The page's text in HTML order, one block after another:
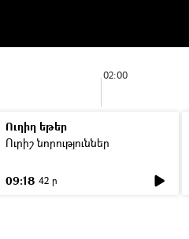
02:00
Ուղիղ եթեր
Ուրիշ նորություններ
09:18 42 ր